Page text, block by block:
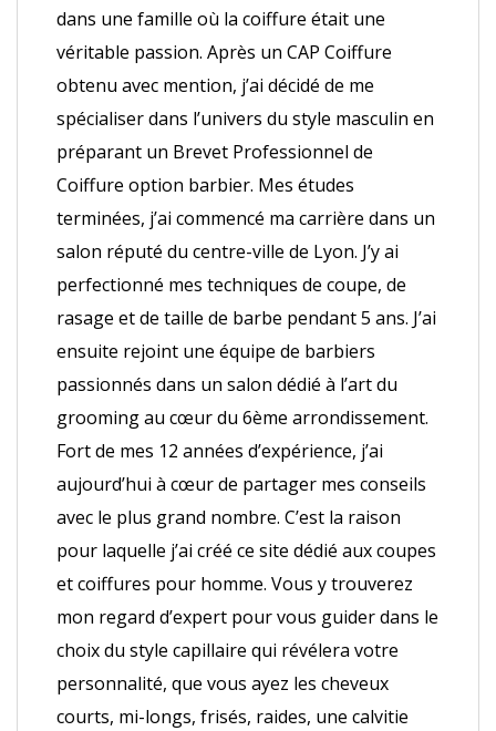
dans une famille où la coiffure était une
véritable passion. Après un CAP Coiffure
obtenu avec mention, j’ai décidé de me
spécialiser dans l’univers du style masculin en
préparant un Brevet Professionnel de
Coiffure option barbier. Mes études
terminées, j’ai commencé ma carrière dans un
salon réputé du centre-ville de Lyon. J’y ai
perfectionné mes techniques de coupe, de
rasage et de taille de barbe pendant 5 ans. J’ai
ensuite rejoint une équipe de barbiers
passionnés dans un salon dédié à l’art du
grooming au cœur du 6ème arrondissement.
Fort de mes 12 années d’expérience, j’ai
aujourd’hui à cœur de partager mes conseils
avec le plus grand nombre. C’est la raison
pour laquelle j’ai créé ce site dédié aux coupes
et coiffures pour homme. Vous y trouverez
mon regard d’expert pour vous guider dans le
choix du style capillaire qui révélera votre
personnalité, que vous ayez les cheveux
courts, mi-longs, frisés, raides, une calvitie